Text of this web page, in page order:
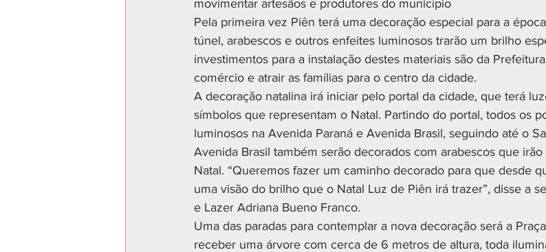
movimentar artesãos e produtores do município
Pela primeira vez Piên terá uma decoração especial para a
túnel, arabescos e outros enfeites luminosos trarão um brilho
investimentos para a instalação destes materiais são da
comércio e atrair as famílias para o centro da cidade.
A decoração natalina irá iniciar pelo portal da cidade, que terá
símbolos que representam o Natal. Partindo do portal, todos os
luminosos na Avenida Paraná e Avenida Brasil, seguindo até o
Avenida Brasil também serão decorados com arabescos que
Natal. “Queremos fazer um caminho decorado para que desde
uma visão do brilho que o Natal Luz de Piên irá trazer”, disse a
e Lazer Adriana Bueno Franco.
Uma das paradas para contemplar a nova decoração será a
receber uma árvore com cerca de 6 metros de altura, toda